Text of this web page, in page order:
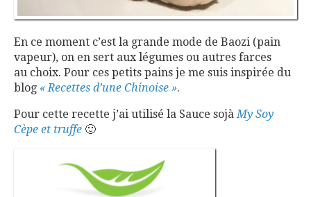
En ce moment c’est la grande mode de Baozi (pain
vapeur), on en sert aux légumes ou autres farces
au choix. Pour ces petits pains je me suis inspirée du
blog « Recettes d’une Chinoise ».
Pour cette recette j’ai utilisé la Sauce sojàMy Soy
Cèpe et truffe 🙂